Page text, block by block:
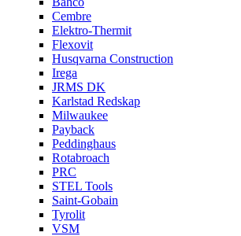
Cembre
Elektro-Thermit
Flexovit
Husqvarna Construction
Irega
JRMS DK
Karlstad Redskap
Milwaukee
Payback
Peddinghaus
Rotabroach
PRC
STEL Tools
Saint-Gobain
Tyrolit
VSM